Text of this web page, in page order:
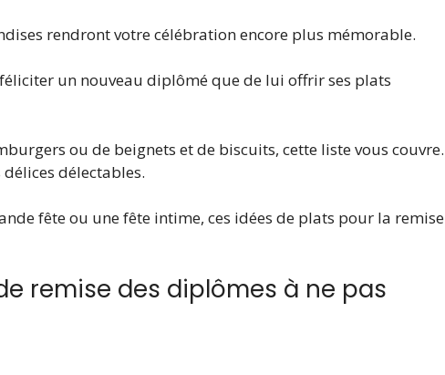
rendront votre célébration encore plus mémorable.
un nouveau diplômé que de lui offrir ses plats
ou de beignets et de biscuits, cette liste vous couvre.
délices délectables.
fête ou une fête intime, ces idées de plats pour la remise
remise des diplômes à ne pas